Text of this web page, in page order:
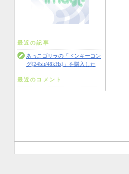
最近の記事
あっこゴリラの「ドンキーコン
グ(24bit/48kHz)」を購入した
最近のコメント